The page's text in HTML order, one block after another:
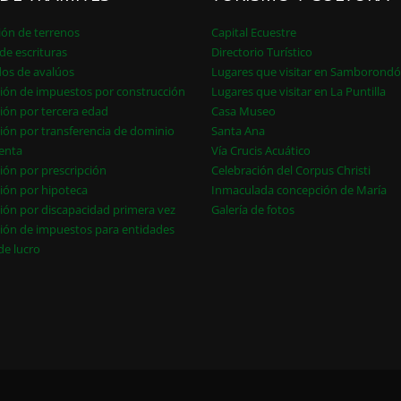
de terrenos
escrituras
de avalúos
de impuestos por construcción
por tercera edad
por transferencia de dominio
por prescripción
por hipoteca
por discapacidad primera vez
de impuestos para entidades
lucro
Capital Ecuestre
Directorio Turístico
Lugares que visitar en
Lugares que visitar en La Puntilla
Casa Museo
Santa Ana
Vía Crucis Acuático
Celebración del Corpus Christi
Inmaculada concepción de María
Galería de fotos